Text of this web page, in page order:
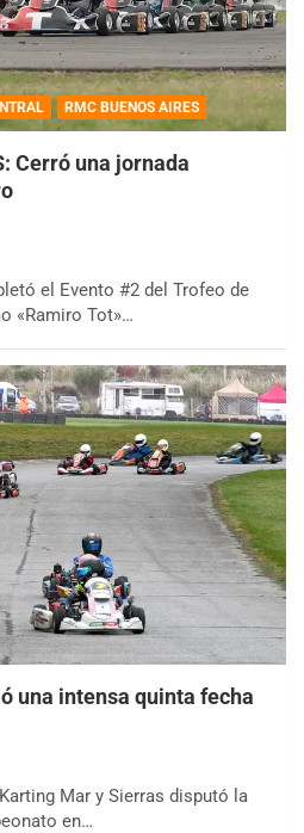
RMC BUENOS AIRES
Cerró una jornada
el Evento #2 del Trofeo de
«Ramiro Tot»…
una intensa quinta fecha
Mar y Sierras disputó la
en…